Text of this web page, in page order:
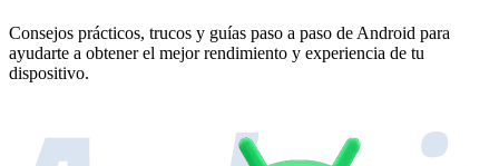
Consejos prácticos, trucos y guías paso a paso de Android para
ayudarte a obtener el mejor rendimiento y experiencia de tu
dispositivo.